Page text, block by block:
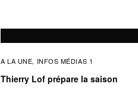
A LA UNE, INFOS MÉDIAS 1
Thierry Lof prépare la saison